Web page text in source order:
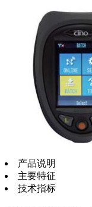
产品说明
主要特征
技术指标